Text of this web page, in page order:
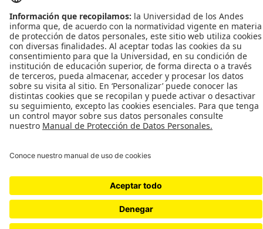
QUIÉNES SOMOS
POLÍTICAS DE TRATAMIENTOS DE DATOS
TÉRMINOS Y CONDICIONES
Universidad de los Andes | Vigilada MinEducación